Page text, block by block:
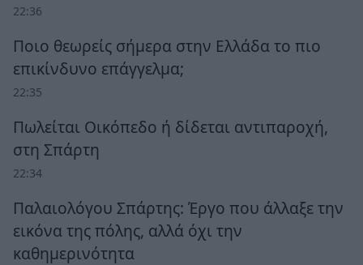
22:36
Ποιο θεωρείς σήμερα στην Ελλάδα το πιο
επικίνδυνο επάγγελμα;
22:35
Πωλείται Οικόπεδο ή δίδεται αντιπαροχή,
στη Σπάρτη
22:34
Παλαιολόγου Σπάρτης: Έργο που άλλαξε την
εικόνα της πόλης, αλλά όχι την
καθημερινότητα